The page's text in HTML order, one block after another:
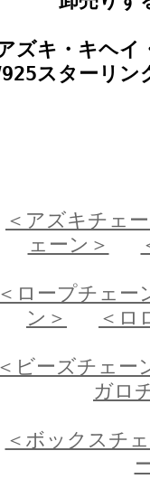
ズキ・キヘイ
スターリン
＜アズキチェ
ェーン＞
＜ロープチェー
ン＞
＜ロ
＜ビーズチェー
ガロ
＜ボックスチ